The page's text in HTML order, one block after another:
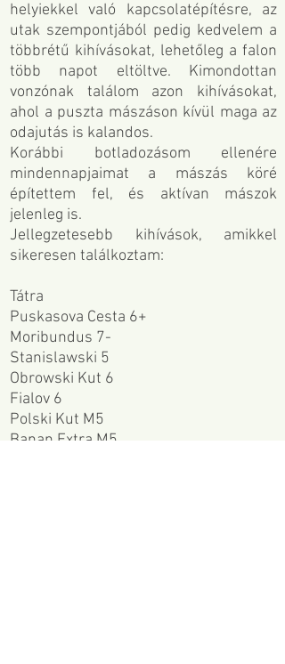
helyiekkel való kapcsolatépítésre, az
utak szempontjából pedig kedvelem a
többrétű kihívásokat, lehetőleg a falon
több napot eltöltve. Kimondottan
vonzónak találom azon kihívásokat,
ahol a puszta mászáson kívül maga az
odajutás is kalandos.
Korábbi botladozásom ellenére
mindennapjaimat a mászás köré
építettem fel, és aktívan mászok
jelenleg is.
Jellegzetesebb kihívások, amikkel
sikeresen találkoztam:
Tátra
Puskasova Cesta 6+
Moribundus 7-
Stanislawski 5
Obrowski Kut 6
Fialov 6
Polski Kut M5
Banan Extra M5